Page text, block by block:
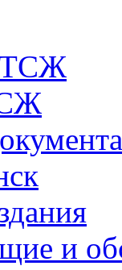
ТСЖ
и